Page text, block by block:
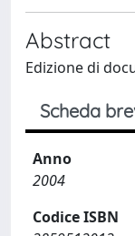
Abstract
Edizione di
Scheda
Anno
2004
Codice ISBN